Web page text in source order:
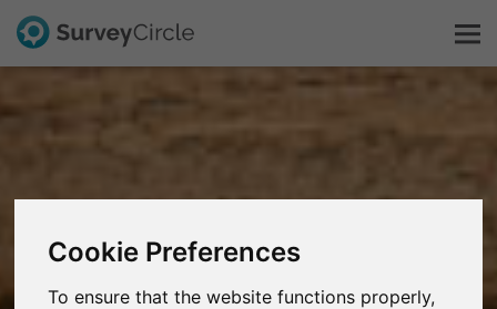
Cookie Preferences
To ensure that the website functions properly,
Questo è SurveyCircle
Scopri la ricerca